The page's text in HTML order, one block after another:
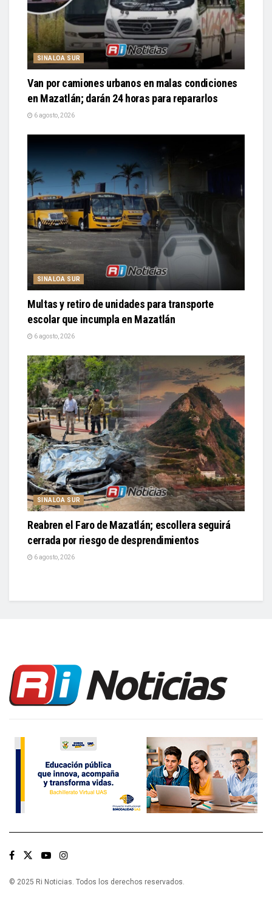
SINALOA SUR
Van por camiones urbanos en malas condiciones
en Mazatlán; darán 24 horas para repararlos
6 agosto, 2026
SINALOA SUR
Multas y retiro de unidades para transporte
escolar que incumpla en Mazatlán
6 agosto, 2026
SINALOA SUR
Reabren el Faro de Mazatlán; escollera seguirá
cerrada por riesgo de desprendimientos
6 agosto, 2026
© 2025 Ri Noticias. Todos los derechos reservados.